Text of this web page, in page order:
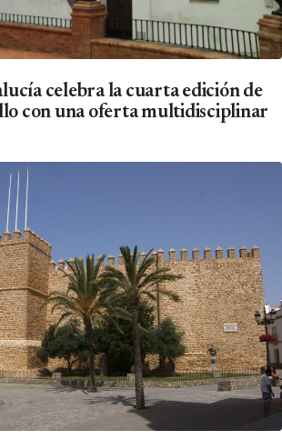
celebra la cuarta edición de
con una oferta multidisciplinar